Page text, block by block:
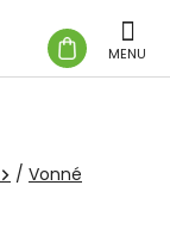
KOŠÍK
/ Vonné